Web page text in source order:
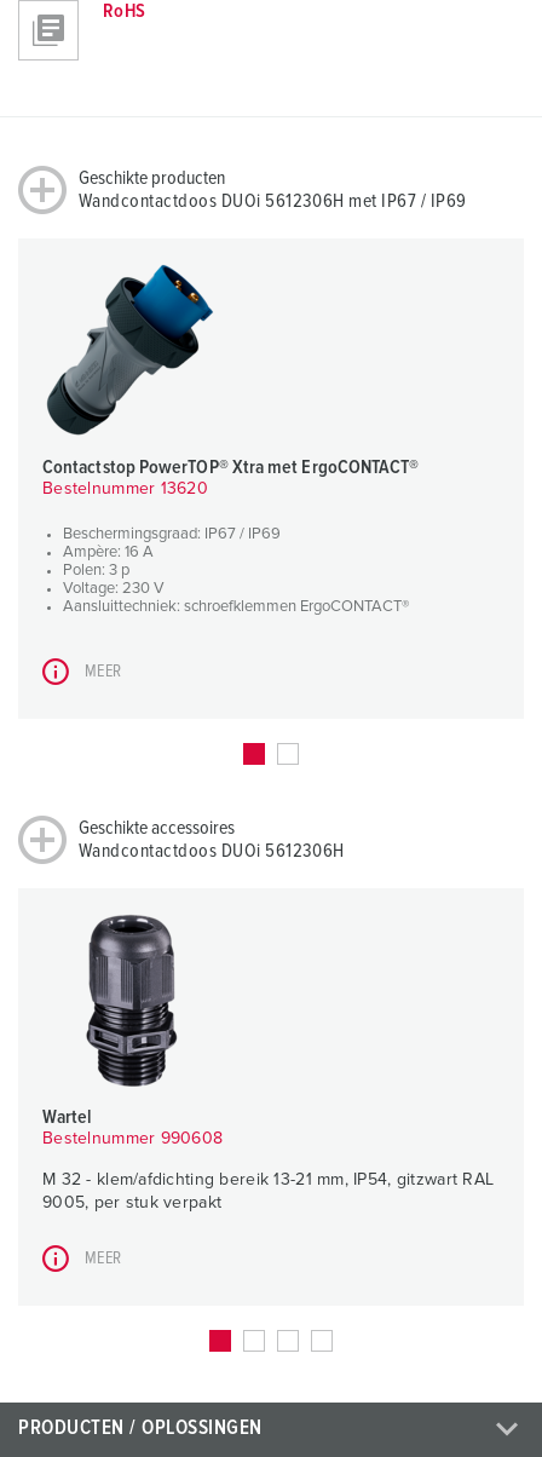
RoHS
Geschikte producten
Wandcontactdoos DUOi 5612306H met IP67 / IP69
Contactstop PowerTOP® Xtra met ErgoCONTACT®
Bestelnummer 13620
Beschermingsgraad: IP67 / IP69
Ampère: 16 A
Polen: 3 p
Voltage: 230 V
Aansluittechniek: schroefklemmen ErgoCONTACT®
MEER
Geschikte accessoires
Wandcontactdoos DUOi 5612306H
Wartel
Bestelnummer 990608
M 32 - klem/afdichting bereik 13-21 mm, IP54, gitzwart RAL
9005, per stuk verpakt
MEER
PRODUCTEN / OPLOSSINGEN